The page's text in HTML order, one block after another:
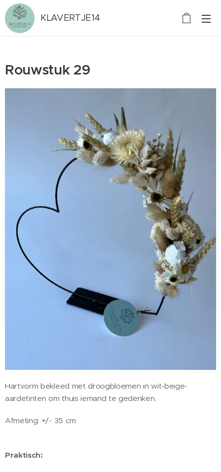
KLAVERTJE14
Rouwstuk 29
Hartvorm bekleed met droogbloemen in wit-beige-
aardetinten om thuis iemand te gedenken.
Afmeting: +/- 35 cm
Praktisch: